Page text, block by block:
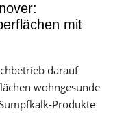
mit
darauf
wohngesunde
Produkte